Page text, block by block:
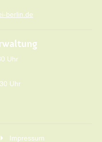
berlin.de
Uhr
Uhr
Impressum